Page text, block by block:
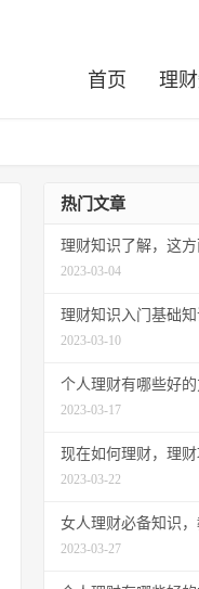
首页 理
热门文章
理财知识了解，这
2023-03-04
理财知识入门基础
2023-03-10
个人理财有哪些好
2023-03-17
现在如何理财，理
2023-03-22
女人理财必备知识，
2023-03-27